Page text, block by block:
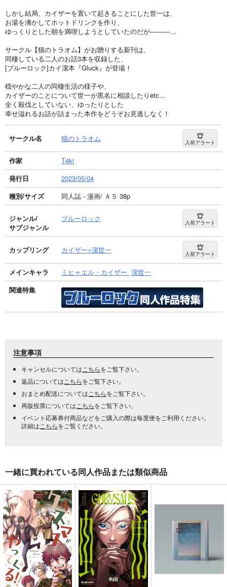
しかし結局、カイザーを置いて起きることにした世一は、
お湯を沸かしてホットドリンクを作り、
ゆっくりとした朝を満喫しようとしていたのだが―――…
サークル【猫のトラオム】がお贈りする新刊は、
同棲している二人のお話3本を収録した、
[ブルーロック]カイ潔本『Gluck』が登場！
穏やかな二人の同棲生活の様子や、
カイザーのことについて世一が黒名に相談したりetc…
全く殺伐としていない、ゆったりとした
幸せ溢れるお話が詰まった本作をどうぞお見逃しなく！
サークル名 猫のトラオム 入荷アラート
作家
T4ki
発行日
2023/05/04
種別/サイズ
同人誌 - 漫画/ Ａ５ 38p
ジャンル/
サブジャンル
ブルーロック 入荷アラート
カップリング カイザー×潔世一 入荷アラート
メインキャラ ミヒャエル・カイザー 潔世一
関連特集
注意事項
キャンセルについては こちらをご覧下さい。
返品については こちらをご覧下さい。
おまとめ配送については こちらをご覧下さい。
再販投票については こちらをご覧下さい。
イベント応募券付商品などをご購入の際は毎度便をご利用ください。
詳細は こちらをご覧ください。
一緒に買われている同人作品または類似商品